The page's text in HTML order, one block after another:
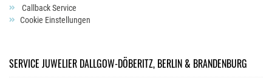
Callback Service
Cookie Einstellungen
SERVICE JUWELIER DALLGOW-DÖBERITZ, BERLIN & BRANDENBURG